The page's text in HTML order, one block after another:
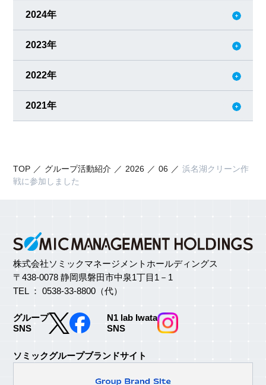
2024年
2023年
2022年
2021年
TOP グループ活動紹介 2026 06
浜名湖クリーン作
戦に参加しました
株式会社ソミックマネージメントホールディングス
〒438-0078 静岡県磐田市中泉1丁目1－1
TEL ： 0538-33-8800（代）
グループ
SNS
N1 lab Iwata
SNS
ソミックグループブランドサイト